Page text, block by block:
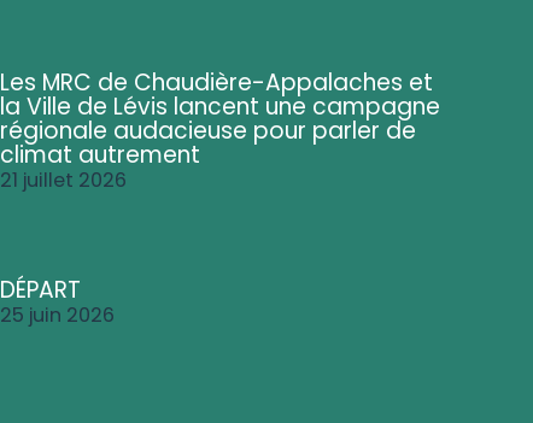
Les MRC de Chaudière-Appalaches et
la Ville de Lévis lancent une campagne
régionale audacieuse pour parler de
climat autrement
21 juillet 2026
DÉPART
25 juin 2026